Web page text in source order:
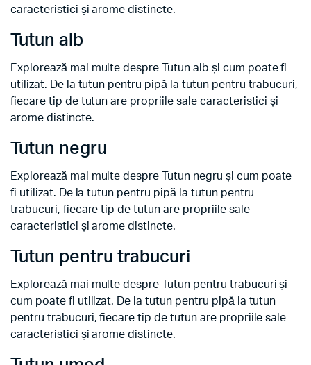
caracteristici și arome distincte.
Tutun alb
Explorează mai multe despre Tutun alb și cum poate fi
utilizat. De la tutun pentru pipă la tutun pentru trabucuri,
fiecare tip de tutun are propriile sale caracteristici și
arome distincte.
Tutun negru
Explorează mai multe despre Tutun negru și cum poate
fi utilizat. De la tutun pentru pipă la tutun pentru
trabucuri, fiecare tip de tutun are propriile sale
caracteristici și arome distincte.
Tutun pentru trabucuri
Explorează mai multe despre Tutun pentru trabucuri și
cum poate fi utilizat. De la tutun pentru pipă la tutun
pentru trabucuri, fiecare tip de tutun are propriile sale
caracteristici și arome distincte.